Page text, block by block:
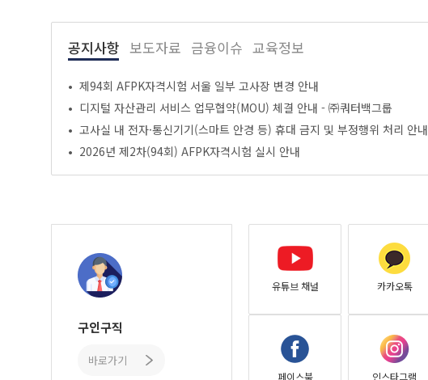
공지사항 보도자료 금융이슈 교육정보
제94회 AFPK자격시험 서울 일부 고사장 변경 안내
디지털 자산관리 서비스 업무협약(MOU) 체결 안내 - ㈜쿼터백그룹
고사실 내 전자·통신기기(스마트 안경 등) 휴대 금지 및 부정행위 처리 안내
2026년 제2차(94회) AFPK자격시험 실시 안내
구인구직
바로가기
유튜브 채널 카카오톡
페이스북 인스타그램
이전